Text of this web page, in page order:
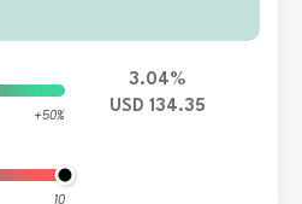
+50%
10
3.04%
USD 134.35